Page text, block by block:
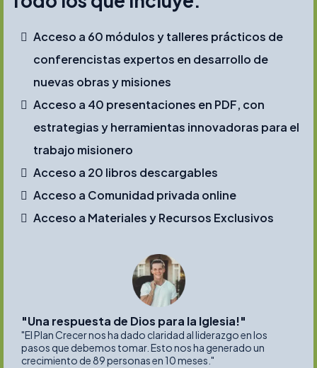
Acceso a 60 módulos y talleres prácticos de
conferencistas expertos en desarrollo de
nuevas obras y misiones
Acceso a 40 presentaciones en PDF, con
estrategias y herramientas innovadoras para el
trabajo misionero
Acceso a 20 libros descargables
Acceso a Comunidad privada online
Acceso a Materiales y Recursos Exclusivos
"Una respuesta de Dios para la Iglesia!"
"El Plan Crecer nos ha dado claridad al liderazgo en los
pasos que debemos tomar. Esto nos ha generado un
crecimiento de 89 personas en 10 meses."